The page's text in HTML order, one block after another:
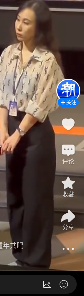
年共鸣
关注
评论
收藏
分享